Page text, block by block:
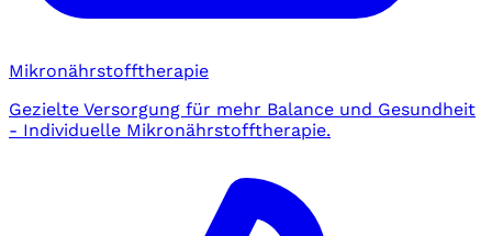
Mikronährstofftherapie
Gezielte Versorgung für mehr Balance und Gesundheit
- Individuelle Mikronährstofftherapie.